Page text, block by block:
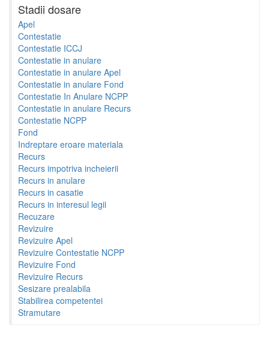
Stadii dosare
Apel
Contestatie
Contestatie ICCJ
Contestatie in anulare
Contestatie in anulare Apel
Contestatie in anulare Fond
Contestatie In Anulare NCPP
Contestatie in anulare Recurs
Contestatie NCPP
Fond
Indreptare eroare materiala
Recurs
Recurs impotriva incheierii
Recurs in anulare
Recurs in casatie
Recurs in interesul legii
Recuzare
Revizuire
Revizuire Apel
Revizuire Contestatie NCPP
Revizuire Fond
Revizuire Recurs
Sesizare prealabila
Stabilirea competentei
Stramutare